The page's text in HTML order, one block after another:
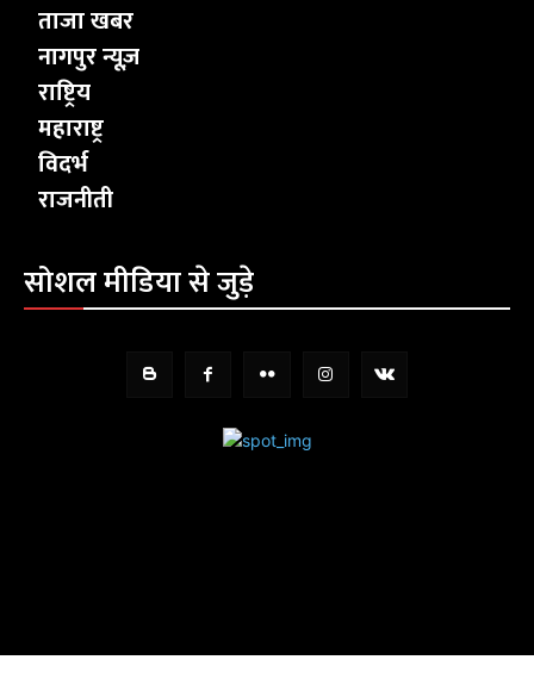
ताजा खबर
नागपुर न्यूज़
राष्ट्रिय
महाराष्ट्र
विदर्भ
राजनीती
सोशल मीडिया से जुड़े